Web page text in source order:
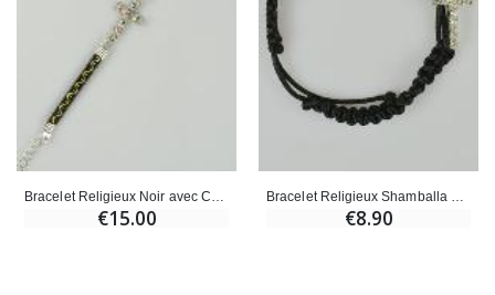
€15.00 €8.90